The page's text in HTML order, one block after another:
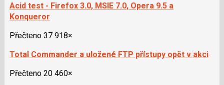
Acid test - Firefox 3.0, MSIE 7.0, Opera 9.5 a
Konqueror
Přečteno 37 918×
Total Commander a uložené FTP přístupy opět v akci
Přečteno 20 460×